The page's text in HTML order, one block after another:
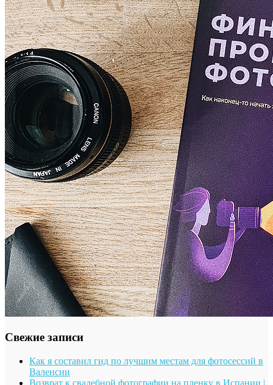
Свежие записи
Как я составил гид по лучшим местам для фотосессий в
Валенсии
Возврат к свадебной фотографии на пленку в Испании |